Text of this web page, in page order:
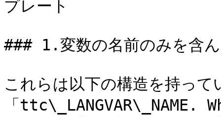
プレート
### 1.変数の名前のみを含
これらは以下の構造を持っ
「ttc\_LANGVAR\_NAME.